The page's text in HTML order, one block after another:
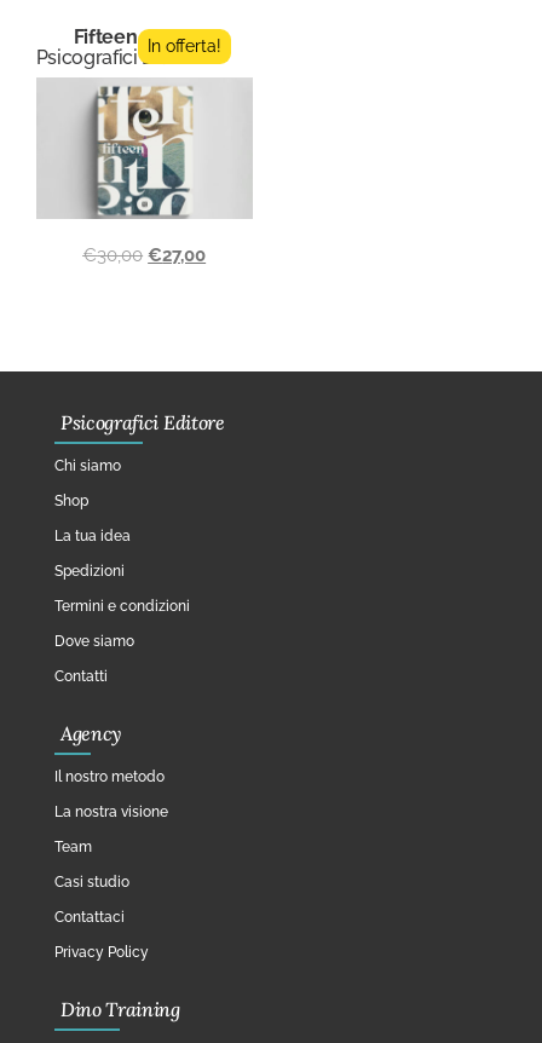
Fifteen n.2
Psicografici Editore
In offerta!
€30,00 €27,00
Psicografici Editore
Chi siamo
Shop
La tua idea
Spedizioni
Termini e condizioni
Dove siamo
Contatti
Agency
Il nostro metodo
La nostra visione
Team
Casi studio
Contattaci
Privacy Policy
Dino Training